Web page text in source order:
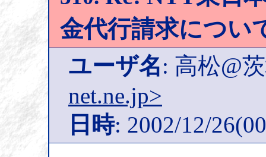
金代行請求につい
ユーザ名: 高松@
net.ne.jp>
日時: 2002/12/